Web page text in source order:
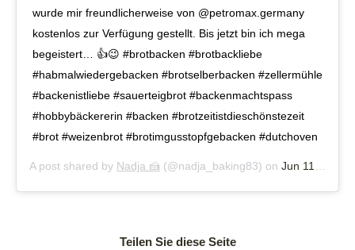
wurde mir freundlicherweise von @petromax.germany
kostenlos zur Verfügung gestellt. Bis jetzt bin ich mega
begeistert… 👍😉 #brotbacken #brotbackliebe
#habmalwiedergebacken #brotselberbacken #zellermühle
#backenistliebe #sauerteigbrot #backenmachtspass
#hobbybäckererin #backen #brotzeitistdieschönstezeit
#brot #weizenbrot #brotimgusstopfgebacken #dutchoven
A post shared by Nadja 🍰 (@nadja_baking83) on Jun 11, 2020 at 8:27am PDT
Teilen Sie diese Seite